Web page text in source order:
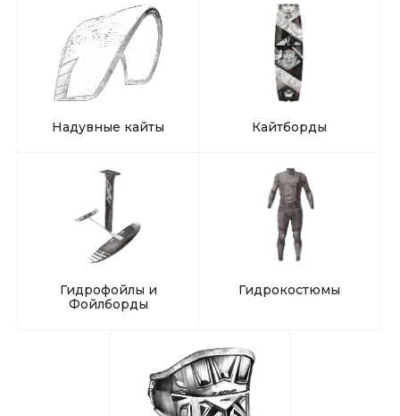
Надувные кайты Кайтборды
Гидрофойлы и
Фойлборды
Гидрокостюмы